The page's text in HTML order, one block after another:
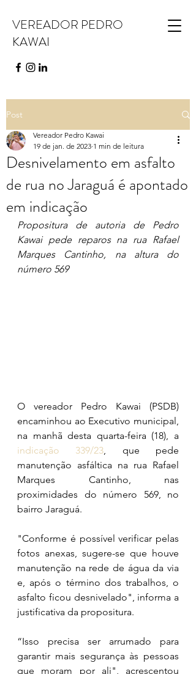
VEREADOR PEDRO
KAWAI
Post
Desnivelamento em asfalto
de rua no Jaraguá é apontado
em indicação
Vereador Pedro Kawai
19 de jan. de 2023 1 min de leitura
Propositura de autoria de Pedro
Kawai pede reparos na rua Rafael
Marques Cantinho, na altura do
número 569
O vereador Pedro Kawai (PSDB)
encaminhou ao Executivo municipal,
indicação 339/23, que pede
manutenção asfáltica na rua Rafael
Marques Cantinho, nas
proximidades do número 569, no
bairro Jaraguá.
"Conforme é possível verificar pelas
fotos anexas, sugere-se que houve
manutenção na rede de água da via
e, após o término dos trabalhos, o
asfalto ficou desnivelado", informa a
justificativa da propositura.
“Isso precisa ser arrumado para
garantir mais segurança às pessoas
que moram por ali", acrescentou